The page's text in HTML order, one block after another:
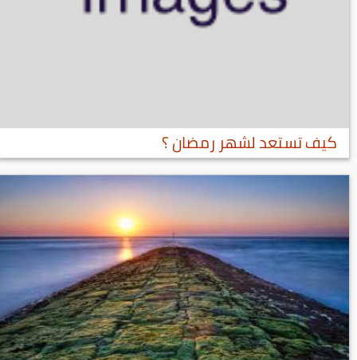
كيف تستعد لشهر رمضان ؟